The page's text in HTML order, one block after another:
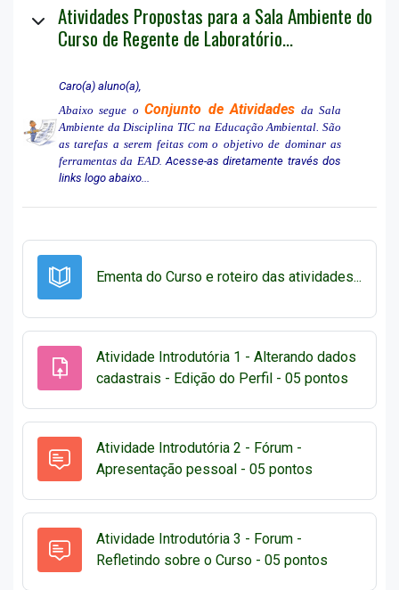
Atividades Propostas para a Sala Ambiente do
Curso de Regente de Laboratório...
Caro(a) aluno(a),
Abaixo segue o Conjunto de Atividades da Sala
Ambiente da Disciplina TIC na Educação Ambiental. São
as tarefas a serem feitas com o objetivo de dominar as
ferramentas da EAD. Acesse-as diretamente través dos
links logo abaixo...
Ementa do Curso e roteiro das atividades...
Atividade Introdutória 1 - Alterando dados
cadastrais - Edição do Perfil - 05 pontos
Atividade Introdutória 2 - Fórum -
Apresentação pessoal - 05 pontos
Atividade Introdutória 3 - Forum -
Refletindo sobre o Curso - 05 pontos